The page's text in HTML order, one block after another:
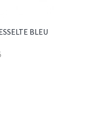
BLEU